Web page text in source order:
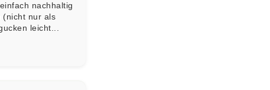
nachhaltig
(nicht nur als
leicht...